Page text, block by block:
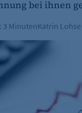
Cookies zu
bei ihnen
3 MinutenKatrin Lohse
weiter